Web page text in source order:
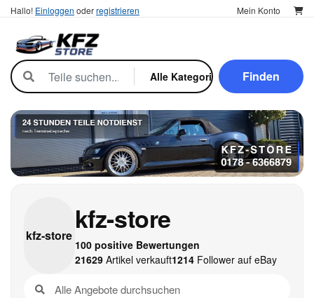
Hallo! Einloggen oderregistrieren Mein Konto
Finden
kfz-store
kfz-store
100 positive Bewertungen
21629Artikel verkauft1214Follower auf eBay